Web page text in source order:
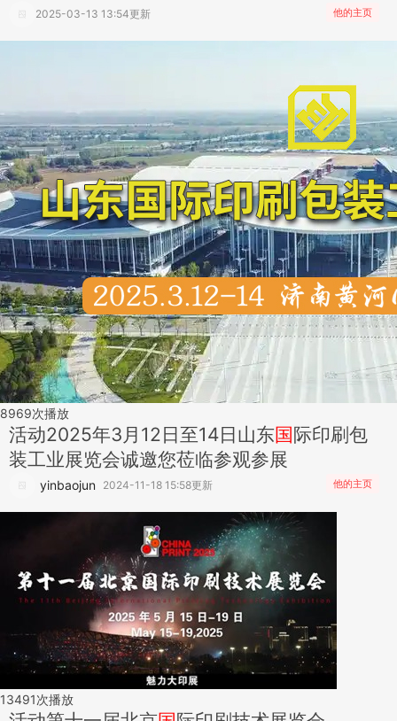
2025-03-13 13:54更新 他的主页
8969次播放
活动2025年3月12日至14日山东国际印刷包
装工业展览会诚邀您莅临参观参展
yinbaojun 2024-11-18 15:58更新 他的主页
13491次播放